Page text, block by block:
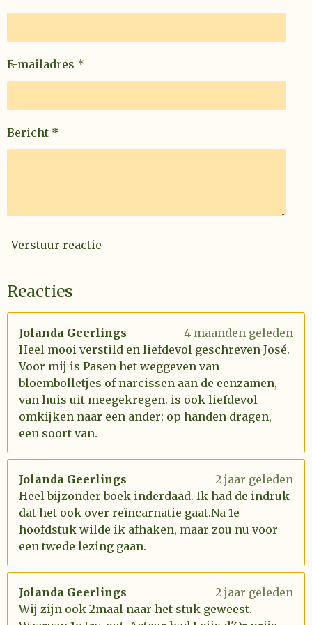
e
E-mailadres *
Bericht *
Verstuur reactie
Reacties
Jolanda Geerlings
4 maanden geleden
Heel mooi verstild en liefdevol geschreven José.
Voor mij is Pasen het weggeven van
bloembolletjes of narcissen aan de eenzamen,
van huis uit meegekregen. is ook liefdevol
omkijken naar een ander; op handen dragen,
een soort van.
Jolanda Geerlings
2 jaar geleden
Heel bijzonder boek inderdaad. Ik had de indruk
dat het ook over reïncarnatie gaat.Na 1e
hoofdstuk wilde ik afhaken, maar zou nu voor
een twede lezing gaan.
Jolanda Geerlings
2 jaar geleden
Wij zijn ook 2maal naar het stuk geweest.